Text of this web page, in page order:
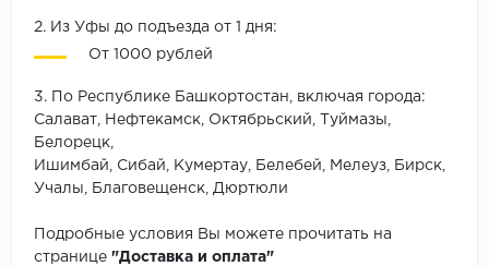
2. Из Уфы до подъезда от 1 дня:
От 1000 рублей
3. По Республике Башкортостан, включая города:
Салават, Нефтекамск, Октябрьский, Туймазы,
Белорецк,
Ишимбай, Сибай, Кумертау, Белебей, Мелеуз, Бирск,
Учалы, Благовещенск, Дюртюли
Подробные условия Вы можете прочитать на
странице "Доставка и оплата"